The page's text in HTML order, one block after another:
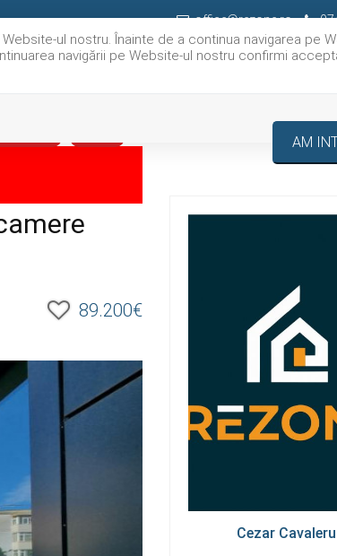
ul nostru. Înainte de a continua navigarea pe
navigării pe Website-ul nostru confirmi
AM
office@rezone.ro
89.200€
Cezar Cavaleru